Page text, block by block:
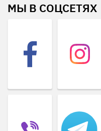
МЫ В СОЦСЕТЯХ